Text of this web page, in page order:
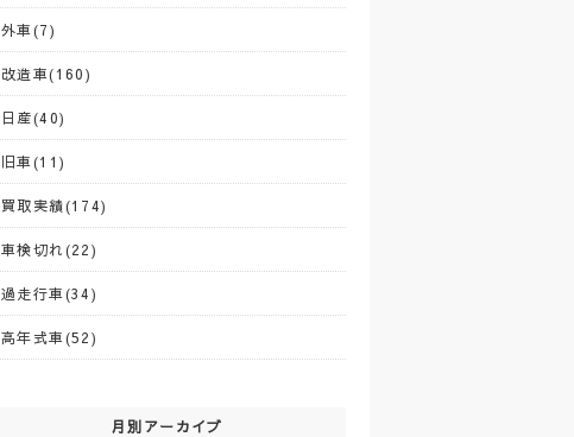
外車(7)
改造車(160)
日産(40)
旧車(11)
買取実績(174)
車検切れ(22)
過走行車(34)
高年式車(52)
月別アーカイブ